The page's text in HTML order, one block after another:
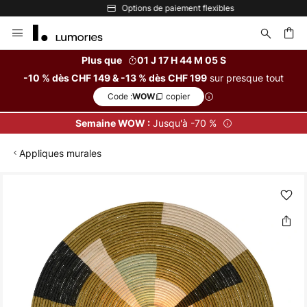
Options de paiement flexibles
Allez
au
Plus que
01 J 17 H 44 M 05 S
-10 % dès CHF 149 & -13 % dès CHF 199 sur presque tout
Code :WOW copier
Semaine WOW :Jusqu'à -70 %
Appliques murales
images
gallery